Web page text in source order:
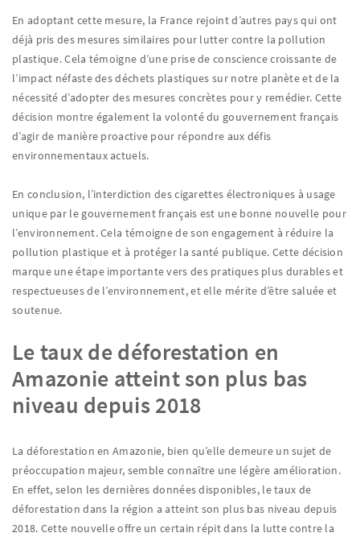
En adoptant cette mesure, la France rejoint d’autres pays qui ont
déjà pris des mesures similaires pour lutter contre la pollution
plastique. Cela témoigne d’une prise de conscience croissante de
l’impact néfaste des déchets plastiques sur notre planète et de la
nécessité d’adopter des mesures concrètes pour y remédier. Cette
décision montre également la volonté du gouvernement français
d’agir de manière proactive pour répondre aux défis
environnementaux actuels.
En conclusion, l’interdiction des cigarettes électroniques à usage
unique par le gouvernement français est une bonne nouvelle pour
l’environnement. Cela témoigne de son engagement à réduire la
pollution plastique et à protéger la santé publique. Cette décision
marque une étape importante vers des pratiques plus durables et
respectueuses de l’environnement, et elle mérite d’être saluée et
soutenue.
Le taux de déforestation en
Amazonie atteint son plus bas
niveau depuis 2018
La déforestation en Amazonie, bien qu’elle demeure un sujet de
préoccupation majeur, semble connaître une légère amélioration.
En effet, selon les dernières données disponibles, le taux de
déforestation dans la région a atteint son plus bas niveau depuis
2018. Cette nouvelle offre un certain répit dans la lutte contre la